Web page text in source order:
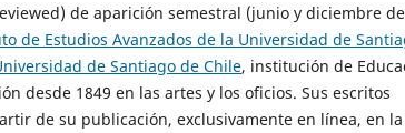
de aparición semestral (junio y diciembre de
de Estudios Avanzados de la Universidad de
de Santiago de Chile, institución de
desde 1849 en las artes y los oficios. Sus escritos
de su publicación, exclusivamente en línea, en la